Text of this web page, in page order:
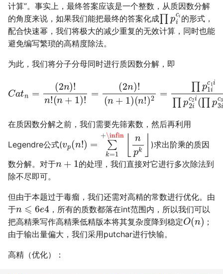
计算”。事实上，最终答案应该是一个整数，从质因数分解
的角度来说，如果我们能把最终的答案化成∏pici的形式，
配合快速幂，我们将极大的减少重复的无效计算，同时也能
避免编写繁琐的高精度除法。
为此，我们将分子分母同时进行质因数分解，即
tn =(2 1)! =(2
2= ∏p ic2 i(∏
在质因数分解之前，我们需要先筛素数，然后再利用
Legendre公式( p( n! ∑k=1+ \infin ⌊ np k ⌋
)求出阶乘的质因
数分解。对于
的处理，我们直接对它进行多次除法到
除不尽即可。
但由于本题过于毒瘤，我们还需对高精的常数进行优化。由
于n⩽6e4 ，所有的质数都落在int范围内，所以我们可以
把高精乘写作高精乘低精版本将其复杂度降到稳定O( n) ；
由于输出量偏大，我们采用putchar进行快输。
高精（优化）：